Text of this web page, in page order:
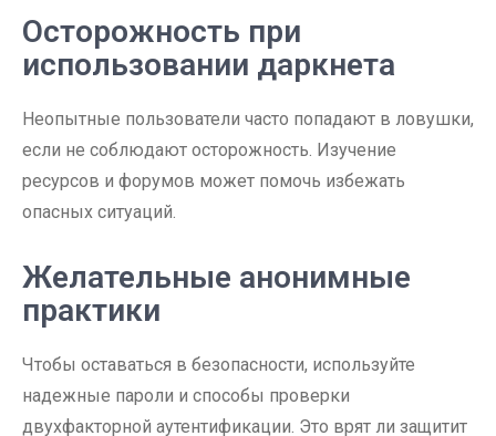
Осторожность при
использовании даркнета
Неопытные пользователи часто попадают в ловушки,
если не соблюдают осторожность. Изучение
ресурсов и форумов может помочь избежать
опасных ситуаций.
Желательные анонимные
практики
Чтобы оставаться в безопасности, используйте
надежные пароли и способы проверки
двухфакторной аутентификации. Это врят ли защитит